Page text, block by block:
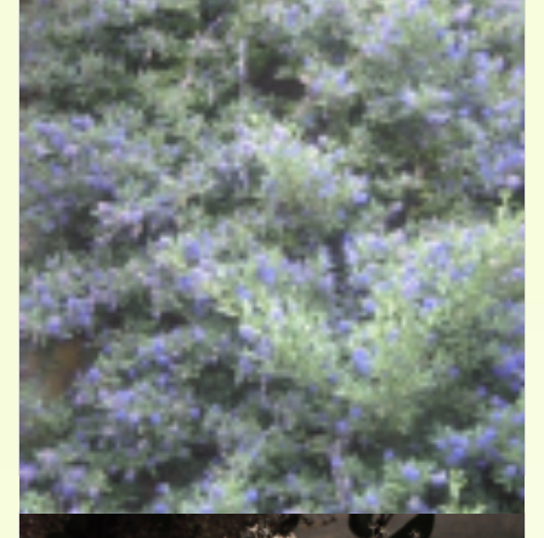
Amerikaanse sering
Ceanothus arboreus 'Trewithen Blue'